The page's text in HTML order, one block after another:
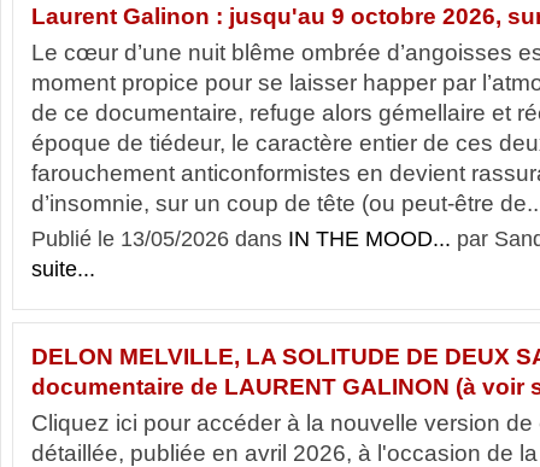
Laurent Galinon : jusqu'au 9 octobre 2026,
Le cœur d’une nuit blême ombrée d’angoisses
moment propice pour se laisser happer par
de ce documentaire, refuge alors gémellaire et
époque de tiédeur, le caractère entier de ces
farouchement anticonformistes en devient
d’insomnie, sur un coup de tête (ou peut-être
Publié le 13/05/2026 dans IN THE MOOD... par
suite...
DELON MELVILLE, LA SOLITUDE DE DEUX
documentaire de LAURENT GALINON (à voir
Cliquez ici pour accéder à la nouvelle version de
détaillée, publiée en avril 2026, à l'occasion de